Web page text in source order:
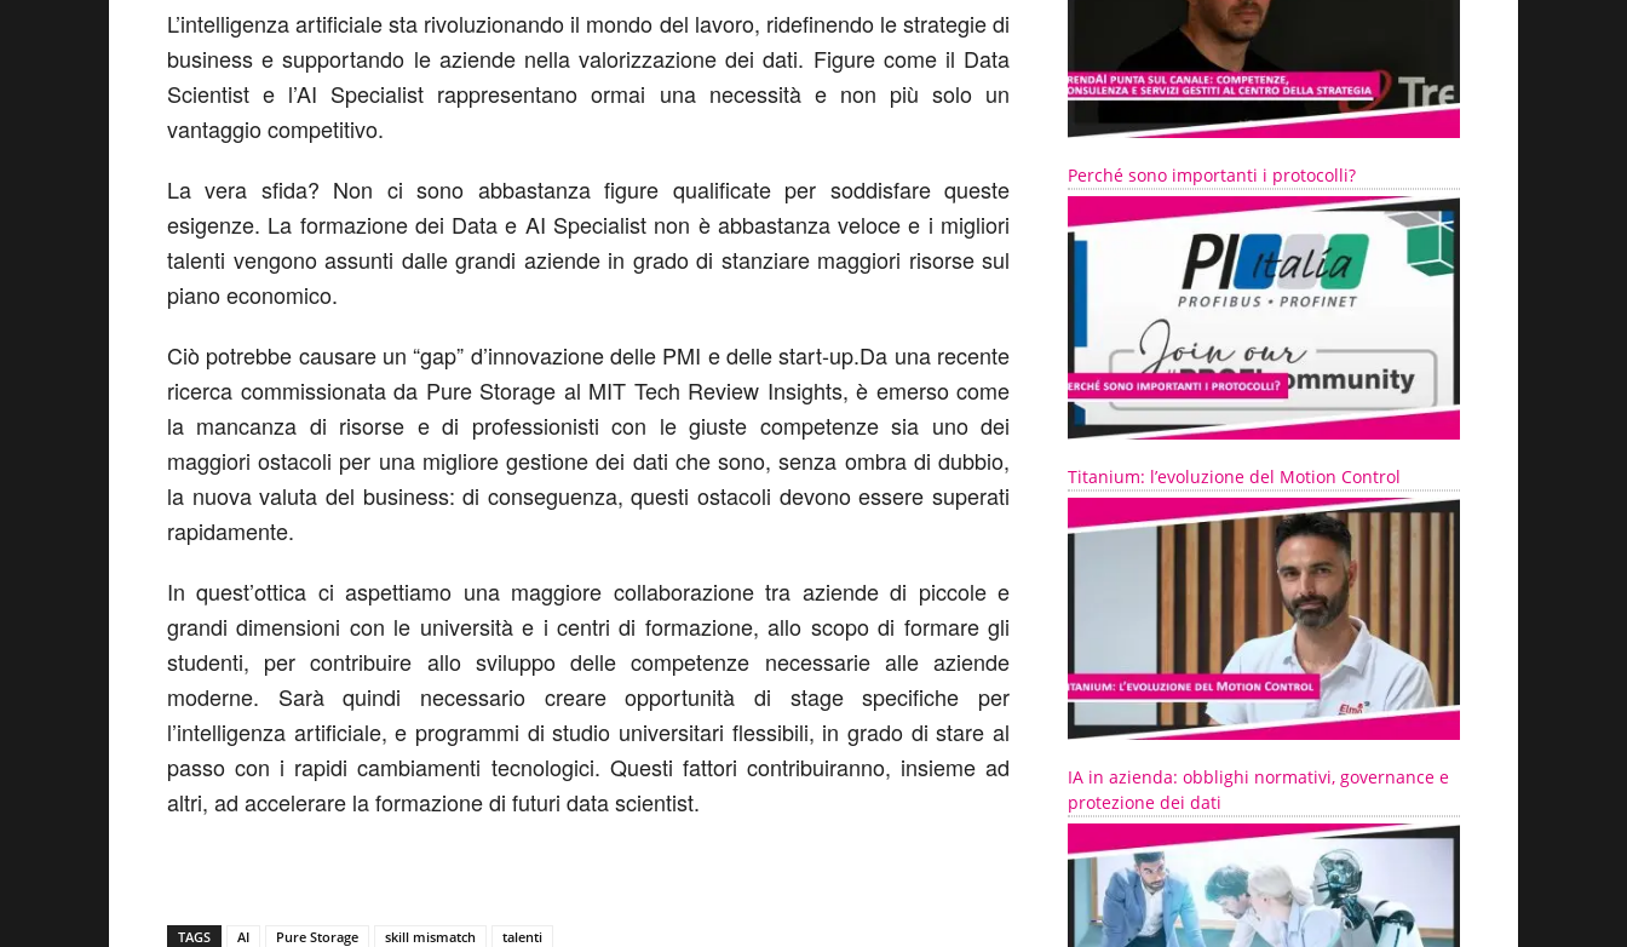
L’intelligenza artificiale sta rivoluzionando il mondo del lavoro, ridefinendo le strategie di
business e supportando le aziende nella valorizzazione dei dati. Figure come il Data
Scientist e l’AI Specialist rappresentano ormai una necessità e non più solo un
vantaggio competitivo.
La vera sfida? Non ci sono abbastanza figure qualificate per soddisfare queste
esigenze. La formazione dei Data e AI Specialist non è abbastanza veloce e i migliori
talenti vengono assunti dalle grandi aziende in grado di stanziare maggiori risorse sul
piano economico.
Ciò potrebbe causare un “gap” d’innovazione delle PMI e delle start-up.Da una recente
ricerca commissionata da Pure Storage al MIT Tech Review Insights, è emerso come
la mancanza di risorse e di professionisti con le giuste competenze sia uno dei
maggiori ostacoli per una migliore gestione dei dati che sono, senza ombra di dubbio,
la nuova valuta del business: di conseguenza, questi ostacoli devono essere superati
rapidamente.
In quest’ottica ci aspettiamo una maggiore collaborazione tra aziende di piccole e
grandi dimensioni con le università e i centri di formazione, allo scopo di formare gli
studenti, per contribuire allo sviluppo delle competenze necessarie alle aziende
moderne. Sarà quindi necessario creare opportunità di stage specifiche per
l’intelligenza artificiale, e programmi di studio universitari flessibili, in grado di stare al
passo con i rapidi cambiamenti tecnologici. Questi fattori contribuiranno, insieme ad
altri, ad accelerare la formazione di futuri data scientist.
TAGS AI Pure Storage skill mismatch talenti
Perché sono importanti i protocolli?
Titanium: l’evoluzione del Motion Control
IA in azienda: obblighi normativi, governance e
protezione dei dati